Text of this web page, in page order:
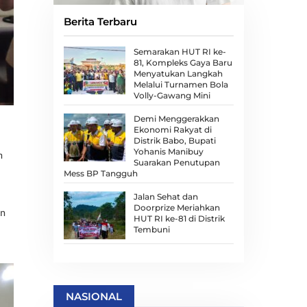
Berita Terbaru
Semarakan HUT RI ke-
81, Kompleks Gaya Baru
Menyatukan Langkah
Melalui Turnamen Bola
Volly-Gawang Mini
Demi Menggerakkan
Ekonomi Rakyat di
Distrik Babo, Bupati
Yohanis Manibuy
Suarakan Penutupan
Mess BP Tangguh
Jalan Sehat dan
Doorprize Meriahkan
HUT RI ke-81 di Distrik
Tembuni
NASIONAL